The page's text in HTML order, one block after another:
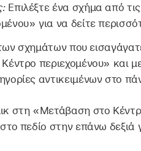
Επιλέξτε ένα σχήμα από
για να δείτε
σχημάτων που
περιεχομένου» και
αντικειμένων στο
στη «Μετάβαση στο
πεδίο στην επάνω δεξιά